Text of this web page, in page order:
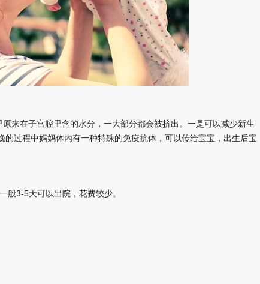
在子宫腔里含的水分，一大部分都会被挤出。一是可以减少新生
的过程中妈妈体内有一种特殊的免疫抗体，可以传给宝宝，出生后宝
3-5天可以出院，花费较少。